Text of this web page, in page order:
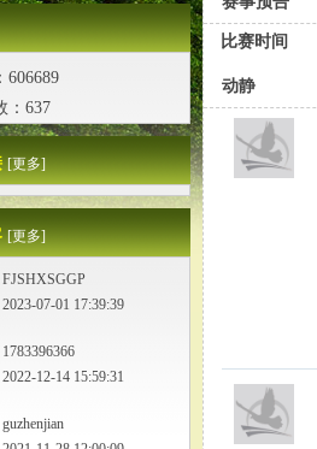
606689
：637
[更多]
[更多]
FJSHXSGGP
2023-07-01 17:39:39
1783396366
2022-12-14 15:59:31
guzhenjian
比赛时间
动静